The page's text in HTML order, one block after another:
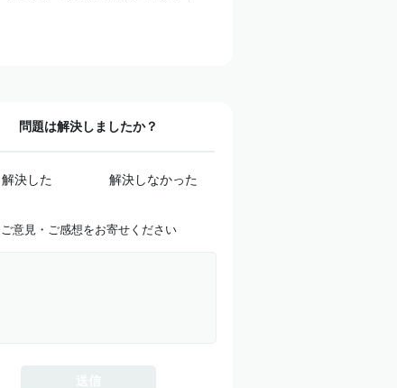
問題は解決しましたか？
解決した 解決しなかった
ご意見・ご感想をお寄せください